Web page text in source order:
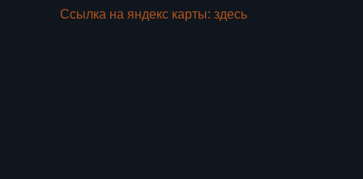
Ссылка на яндекс карты: здесь